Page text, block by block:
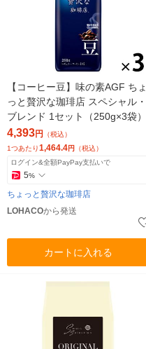
【コーヒー豆】味の素AGF ちょ
っと贅沢な珈琲店 スペシャル・
ブレンド 1セット（250g×3袋）
4,393円
（税込）
1つあたり1,464.4円 （税込）
ログイン&全額PayPay支払いで
5%
ちょっと贅沢な珈琲店
LOHACOから発送
カートに入れる